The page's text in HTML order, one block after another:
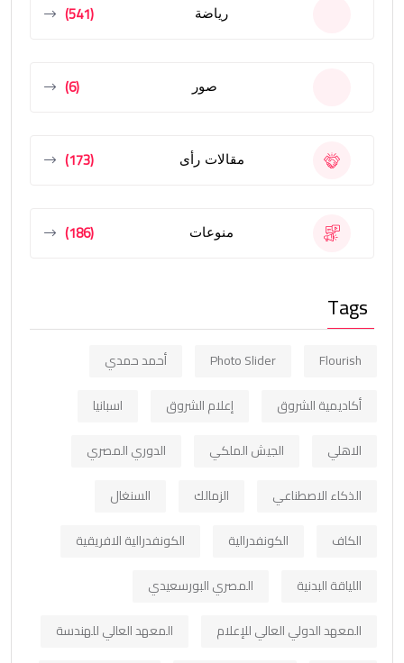
رياضة (541)
صور (6)
مقالات رأى (173)
منوعات (186)
Tags
Flourish
Photo Slider
أحمد حمدي
أكاديمية الشروق
إعلام الشروق
اسبانيا
الاهلي
الجيش الملكي
الدوري المصري
الذكاء الاصطناعي
الزمالك
السنغال
الكاف
الكونفدرالية
الكونفدرالية الافريقية
اللياقة البدنية
المصري البورسعيدي
المعهد الدولي العالي للإعلام
المعهد العالي للهندسة